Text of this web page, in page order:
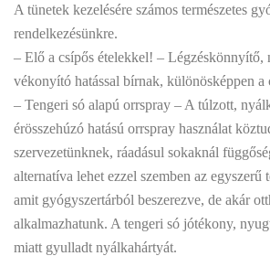
A tünetek kezelésére számos természetes
rendelkezésünkre.
– Elő a csípős ételekkel! – Légzéskönnyítő,
vékonyító hatással bírnak, különösképpen a
– Tengeri só alapú orrspray – A túlzott,
érösszehúzó hatású orrspray használat
szervezetünknek, ráadásul sokaknál
alternatíva lehet ezzel szemben az egyszerű
amit gyógyszertárból beszerezve, de akár
alkalmazhatunk. A tengeri só jótékony,
miatt gyulladt nyálkahártyát.